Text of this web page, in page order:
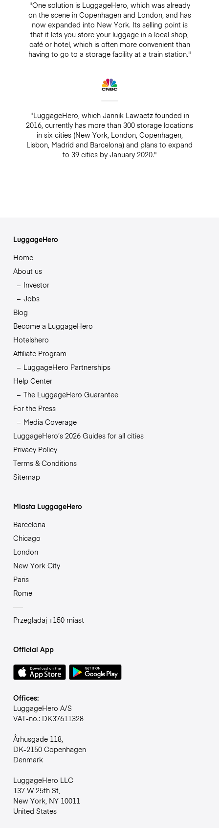
"One solution is LuggageHero, which was already
on the scene in Copenhagen and London, and has
now expanded into New York. Its selling point is
that it lets you store your luggage in a local shop,
café or hotel, which is often more convenient than
having to go to a storage facility at a train station."
"LuggageHero, which Jannik Lawaetz founded in
2016, currently has more than 300 storage locations
in six cities (New York, London, Copenhagen,
Lisbon, Madrid and Barcelona) and plans to expand
to 39 cities by January 2020."
LuggageHero
Home
About us
Investor
Jobs
Blog
Become a LuggageHero
Hotelshero
Affiliate Program
LuggageHero Partnerships
Help Center
The LuggageHero Guarantee
For the Press
Media Coverage
LuggageHero’s 2026 Guides for all cities
Privacy Policy
Terms & Conditions
Sitemap
Miasta LuggageHero
Barcelona
Chicago
London
New York City
Paris
Rome
Przeglądaj +150 miast
Official App
Offices:
LuggageHero A/S
VAT-no.: DK37611328
Århusgade 118,
DK-2150 Copenhagen
Denmark
LuggageHero LLC
137 W 25th St,
New York, NY 10011
United States